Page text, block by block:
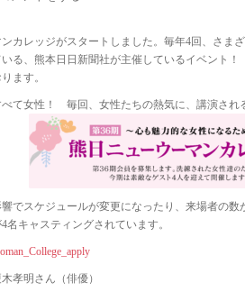
カレッジがスタートしました。毎年4回、さま
いる、熊本日日新聞社が主催しているイベント
ます。
て女性！ 毎回、女性たちの熱気に、講演され
でスケジュールが変更になったり、来場者の数
キャスティングされています。
孝明さん（俳優）